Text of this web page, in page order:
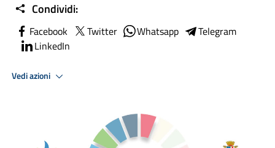
Condividi:
Facebook Twitter Whatsapp
Telegram
LinkedIn
Vedi azioni